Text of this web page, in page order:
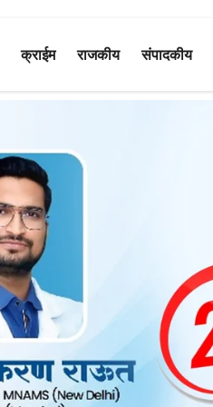
क्राईम राजकीय संपादकीय